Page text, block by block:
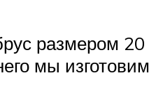
размером 20
мы изготовим